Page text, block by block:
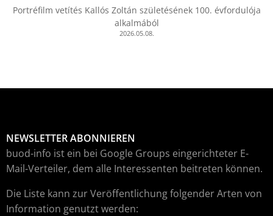
Portréfilm vetítés Kallós Zoltán születésének 100. évfordulója
alkalmából
2026.05.08.
NEWSLETTER ABONNIEREN
buod-info ist ein bei Google Groups eingerichteter E-
Mail-Verteiler, dem alle Interessenten beitreten können.
Die Liste kann zur Veröffentlichung folgender Arten von
Information genutzt werden: